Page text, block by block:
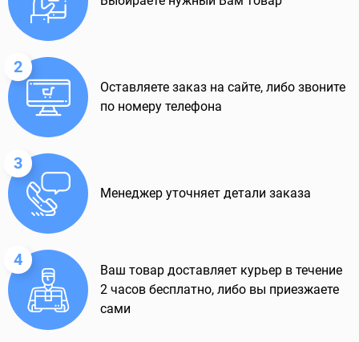
2
Оставляете заказ на сайте, либо звоните
по номеру телефона
3
Менеджер уточняет детали заказа
4
Ваш товар доставляет курьер в течение
2 часов бесплатно, либо вы приезжаете
сами